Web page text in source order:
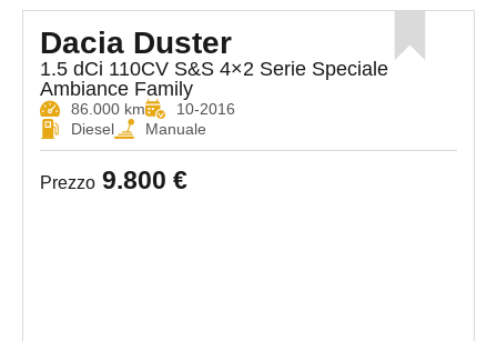
Dacia Duster
1.5 dCi 110CV S&S 4×2 Serie Speciale
Ambiance Family
86.000 km
10-2016
Diesel
Manuale
Prezzo 9.800 €